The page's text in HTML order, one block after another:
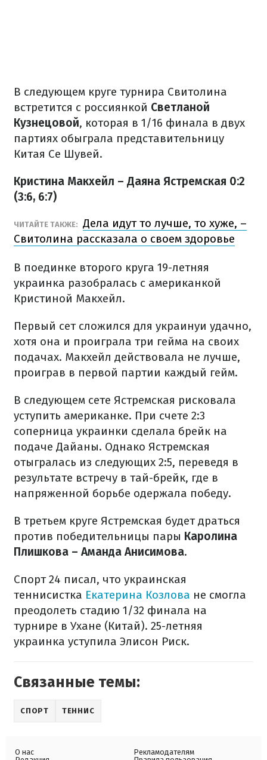
В следующем круге турнира Свитолина
встретится с россиянкой Светланой
Кузнецовой, которая в 1/16 финала в двух
партиях обыграла представительницу
Китая Се Шувей.
Кристина Макхейл – Даяна Ястремская 0:2
(3:6, 6:7)
ЧИТАЙТЕ ТАКЖЕ: Дела идут то лучше, то хуже, –
Свитолина рассказала о своем здоровье
В поединке второго круга 19-летняя
украинка разобралась с американкой
Кристиной Макхейл.
Первый сет сложился для украинуи удачно,
хотя она и проиграла три гейма на своих
подачах. Макхейл действовала не лучше,
проиграв в первой партии каждый гейм.
В следующем сете Ястремская рисковала
уступить американке. При счете 2:3
соперница украинки сделала брейк на
подаче Дайаны. Однако Ястремская
отыгралась из следующих 2:5, переведя в
результате встречу в тай-брейк, где в
напряженной борьбе одержала победу.
В третьем круге Ястремская будет драться
против победительницы пары Каролина
Плишкова – Аманда Анисимова.
Спорт 24 писал, что украинская
теннисистка Екатерина Козлова не смогла
преодолеть стадию 1/32 финала на
турнире в Ухане (Китай). 25-летняя
украинка уступила Элисон Риск.
Связанные темы:
СПОРТ ТЕННИС
О нас
Рекламодателям